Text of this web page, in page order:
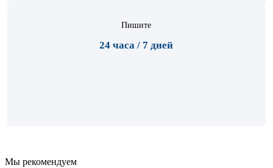
Пишите
24 часа / 7 дней
Мы рекомендуем